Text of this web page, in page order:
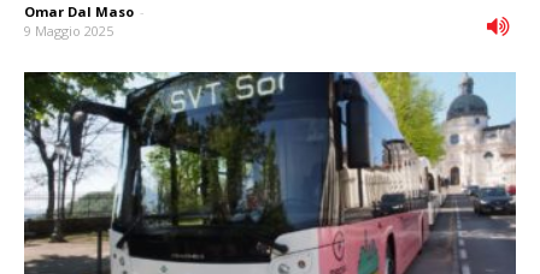
Omar Dal Maso -
9 Maggio 2025